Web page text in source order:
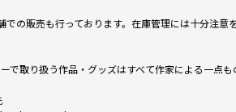
の販売も行っております。在庫管理には十分注意
で取り扱う作品・グッズはすべて作家による一点